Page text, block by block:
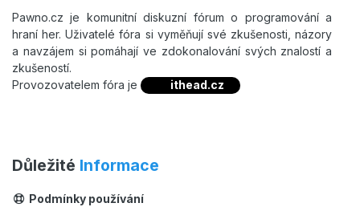
Pawno.cz je komunitní diskuzní fórum o programování a
hraní her. Uživatelé fóra si vyměňují své zkušenosti, názory
a navzájem si pomáhají ve zdokonalování svých znalostí a
zkušeností.
Provozovatelem fóra je
ithead.cz
Důležité Informace
Podmínky používání